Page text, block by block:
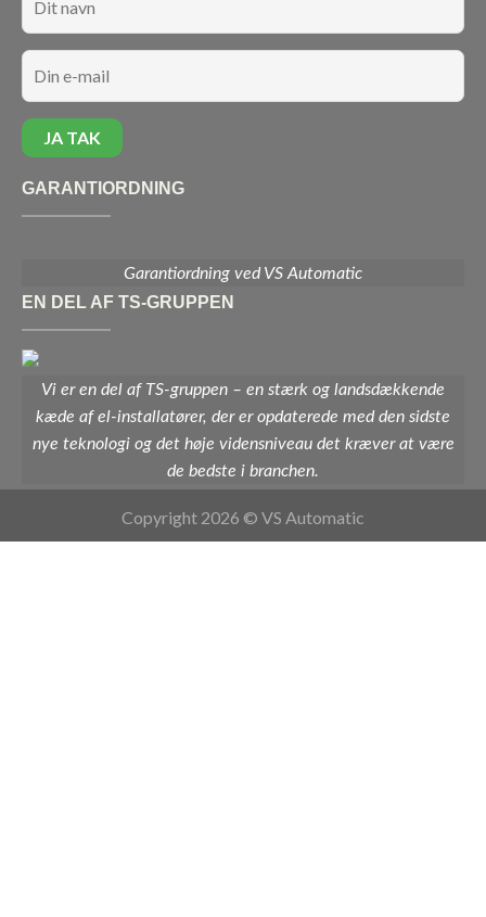
GARANTIORDNING
Garantiordning ved VS Automatic
EN DEL AF TS-GRUPPEN
Vi er en del af TS-gruppen – en stærk og landsdækkende
kæde af el-installatører, der er opdaterede med den sidste
nye teknologi og det høje vidensniveau det kræver at være
de bedste i branchen.
Copyright 2026 © VS Automatic